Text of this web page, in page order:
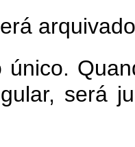
único.
será